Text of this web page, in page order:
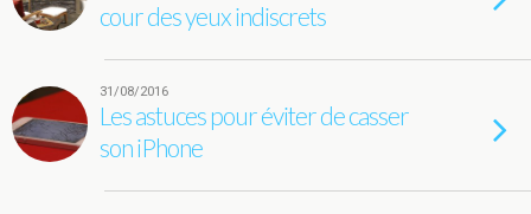
cour des yeux indiscrets
31/08/2016
Les astuces pour éviter de casser
son iPhone